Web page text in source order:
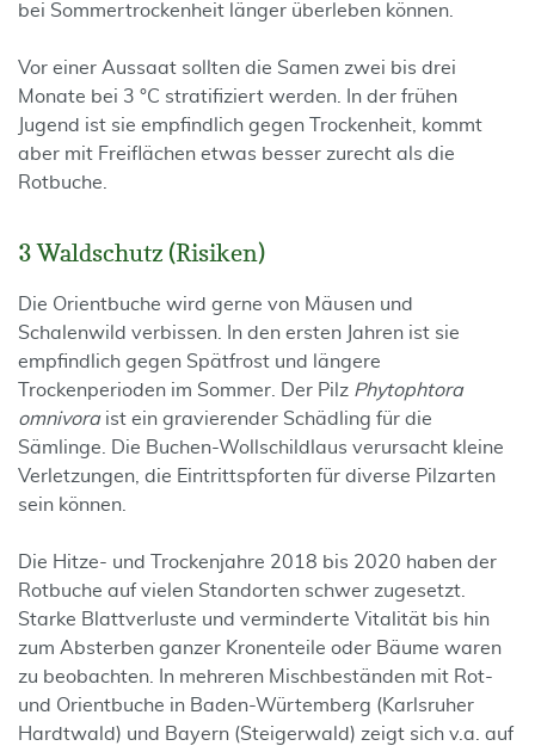
bei Sommertrockenheit länger überleben können.
Vor einer Aussaat sollten die Samen zwei bis drei
Monate bei 3 °C stratifiziert werden. In der frühen
Jugend ist sie empfindlich gegen Trockenheit, kommt
aber mit Freiflächen etwas besser zurecht als die
Rotbuche.
3 Waldschutz (Risiken)
Die Orientbuche wird gerne von Mäusen und
Schalenwild verbissen. In den ersten Jahren ist sie
empfindlich gegen Spätfrost und längere
Trockenperioden im Sommer. Der Pilz Phytophtora
omnivoraist ein gravierender Schädling für die
Sämlinge. Die Buchen-Wollschildlaus verursacht kleine
Verletzungen, die Eintrittspforten für diverse Pilzarten
sein können.
Die Hitze- und Trockenjahre 2018 bis 2020 haben der
Rotbuche auf vielen Standorten schwer zugesetzt.
Starke Blattverluste und verminderte Vitalität bis hin
zum Absterben ganzer Kronenteile oder Bäume waren
zu beobachten. In mehreren Mischbeständen mit Rot-
und Orientbuche in Baden-Würtemberg (Karlsruher
Hardtwald) und Bayern (Steigerwald) zeigt sich v.a. auf